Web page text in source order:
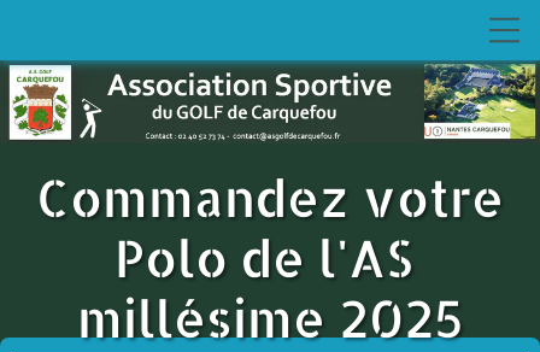
Commandez votre
Polo de l'AS
millésime 2025